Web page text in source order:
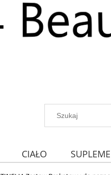
CIAŁO